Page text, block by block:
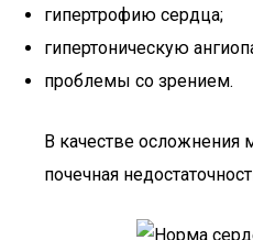
гипертрофию сердца;
гипертоническую
проблемы со зрением.
В качестве осложнения
почечная